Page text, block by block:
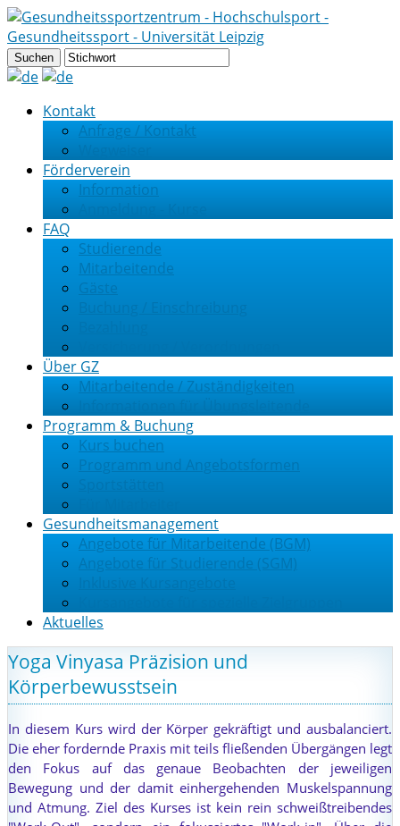
Kontakt
Anfrage / Kontakt
Förderverein
Information
FAQ
Studierende
Mitarbeitende
Gäste
Über GZ
Mitarbeitende / Zuständigkeiten
Programm & Buchung
Kurs buchen
Programm und Angebotsformen
Gesundheitsmanagement
Angebote für Mitarbeitende (BGM)
Angebote für Studierende (SGM)
Inklusive Kursangebote
Aktuelles
Yoga Vinyasa Präzision und
Körperbewusstsein
In diesem Kurs wird der Körper gekräftigt und ausbalanciert.
Die eher fordernde Praxis mit teils fließenden Übergängen legt
den Fokus auf das genaue Beobachten der jeweiligen
Bewegung und der damit einhergehenden Muskelspannung
und Atmung. Ziel des Kurses ist kein rein schweißtreibendes